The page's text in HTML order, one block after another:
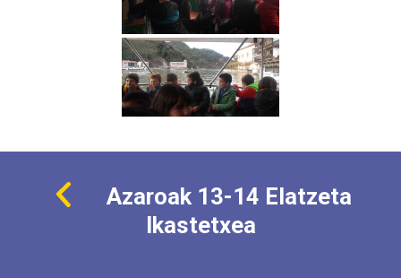
Azaroak 13-14 Elatzeta
Ikastetxea